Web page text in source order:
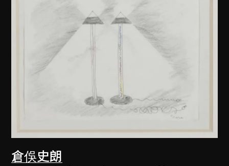
倉俁史朗